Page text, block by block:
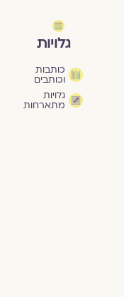
גלויות
כותבות
וכותבים
גלויות
מתארחות